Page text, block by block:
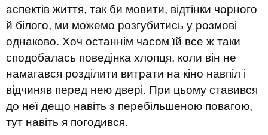
аспектів життя, так би мовити, відтінки чорного
й білого, ми можемо розгубитись у розмові
однаково. Хоч останнім часом їй все ж таки
сподобалась поведінка хлопця, коли він не
намагався розділити витрати на кіно навпіл і
відчиняв перед нею двері. При цьому ставився
до неї дещо навіть з перебільшеною повагою,
тут навіть я погодився.